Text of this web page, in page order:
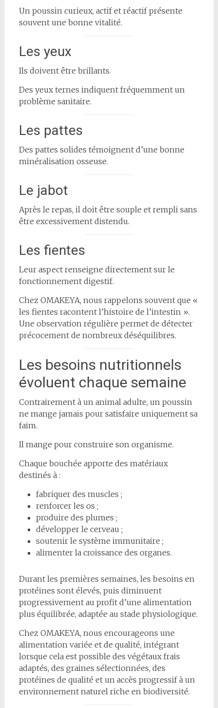
Un poussin curieux, actif et réactif présente
souvent une bonne vitalité.
Les yeux
Ils doivent être brillants.
Des yeux ternes indiquent fréquemment un
problème sanitaire.
Les pattes
Des pattes solides témoignent d’une bonne
minéralisation osseuse.
Le jabot
Après le repas, il doit être souple et rempli sans
être excessivement distendu.
Les fientes
Leur aspect renseigne directement sur le
fonctionnement digestif.
Chez OMAKEYA, nous rappelons souvent que «
les fientes racontent l’histoire de l’intestin ».
Une observation régulière permet de détecter
précocement de nombreux déséquilibres.
Les besoins nutritionnels
évoluent chaque semaine
Contrairement à un animal adulte, un poussin
ne mange jamais pour satisfaire uniquement sa
faim.
Il mange pour construire son organisme.
Chaque bouchée apporte des matériaux
destinés à :
fabriquer des muscles ;
renforcer les os ;
produire des plumes ;
développer le cerveau ;
soutenir le système immunitaire ;
alimenter la croissance des organes.
Durant les premières semaines, les besoins en
protéines sont élevés, puis diminuent
progressivement au profit d’une alimentation
plus équilibrée, adaptée au stade physiologique.
Chez OMAKEYA, nous encourageons une
alimentation variée et de qualité, intégrant
lorsque cela est possible des végétaux frais
adaptés, des graines sélectionnées, des
protéines de qualité et un accès progressif à un
environnement naturel riche en biodiversité.